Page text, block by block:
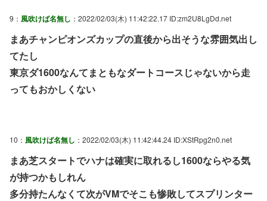
9： 風吹けば名無し ：2022/02/03(木) 11:42:22.17 ID:zm2U8LgDd.net
まあチャンピオンズカップの直後から出そうな雰囲気出し
てたし
東京ダ1600なんてまともなダートコースじゃないから走
ってもおかしくない
10： 風吹けば名無し ：2022/02/03(木) 11:42:44.24 ID:XStRpg2n0.net
まあ芝スタートでハナは確実に取れるし1600ならやる気
が持つかもしれん
多分持たんなくて次がVMでそこも惨敗してスプリンター